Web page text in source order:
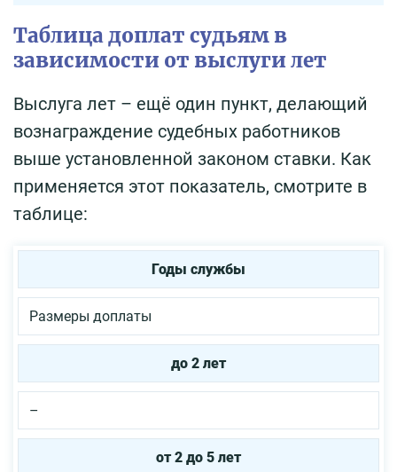
Таблица доплат судьям в
зависимости от выслуги лет
Выслуга лет – ещё один пункт, делающий
вознаграждение судебных работников
выше установленной законом ставки. Как
применяется этот показатель, смотрите в
таблице:
Годы службы
Размеры доплаты
до 2 лет
–
от 2 до 5 лет